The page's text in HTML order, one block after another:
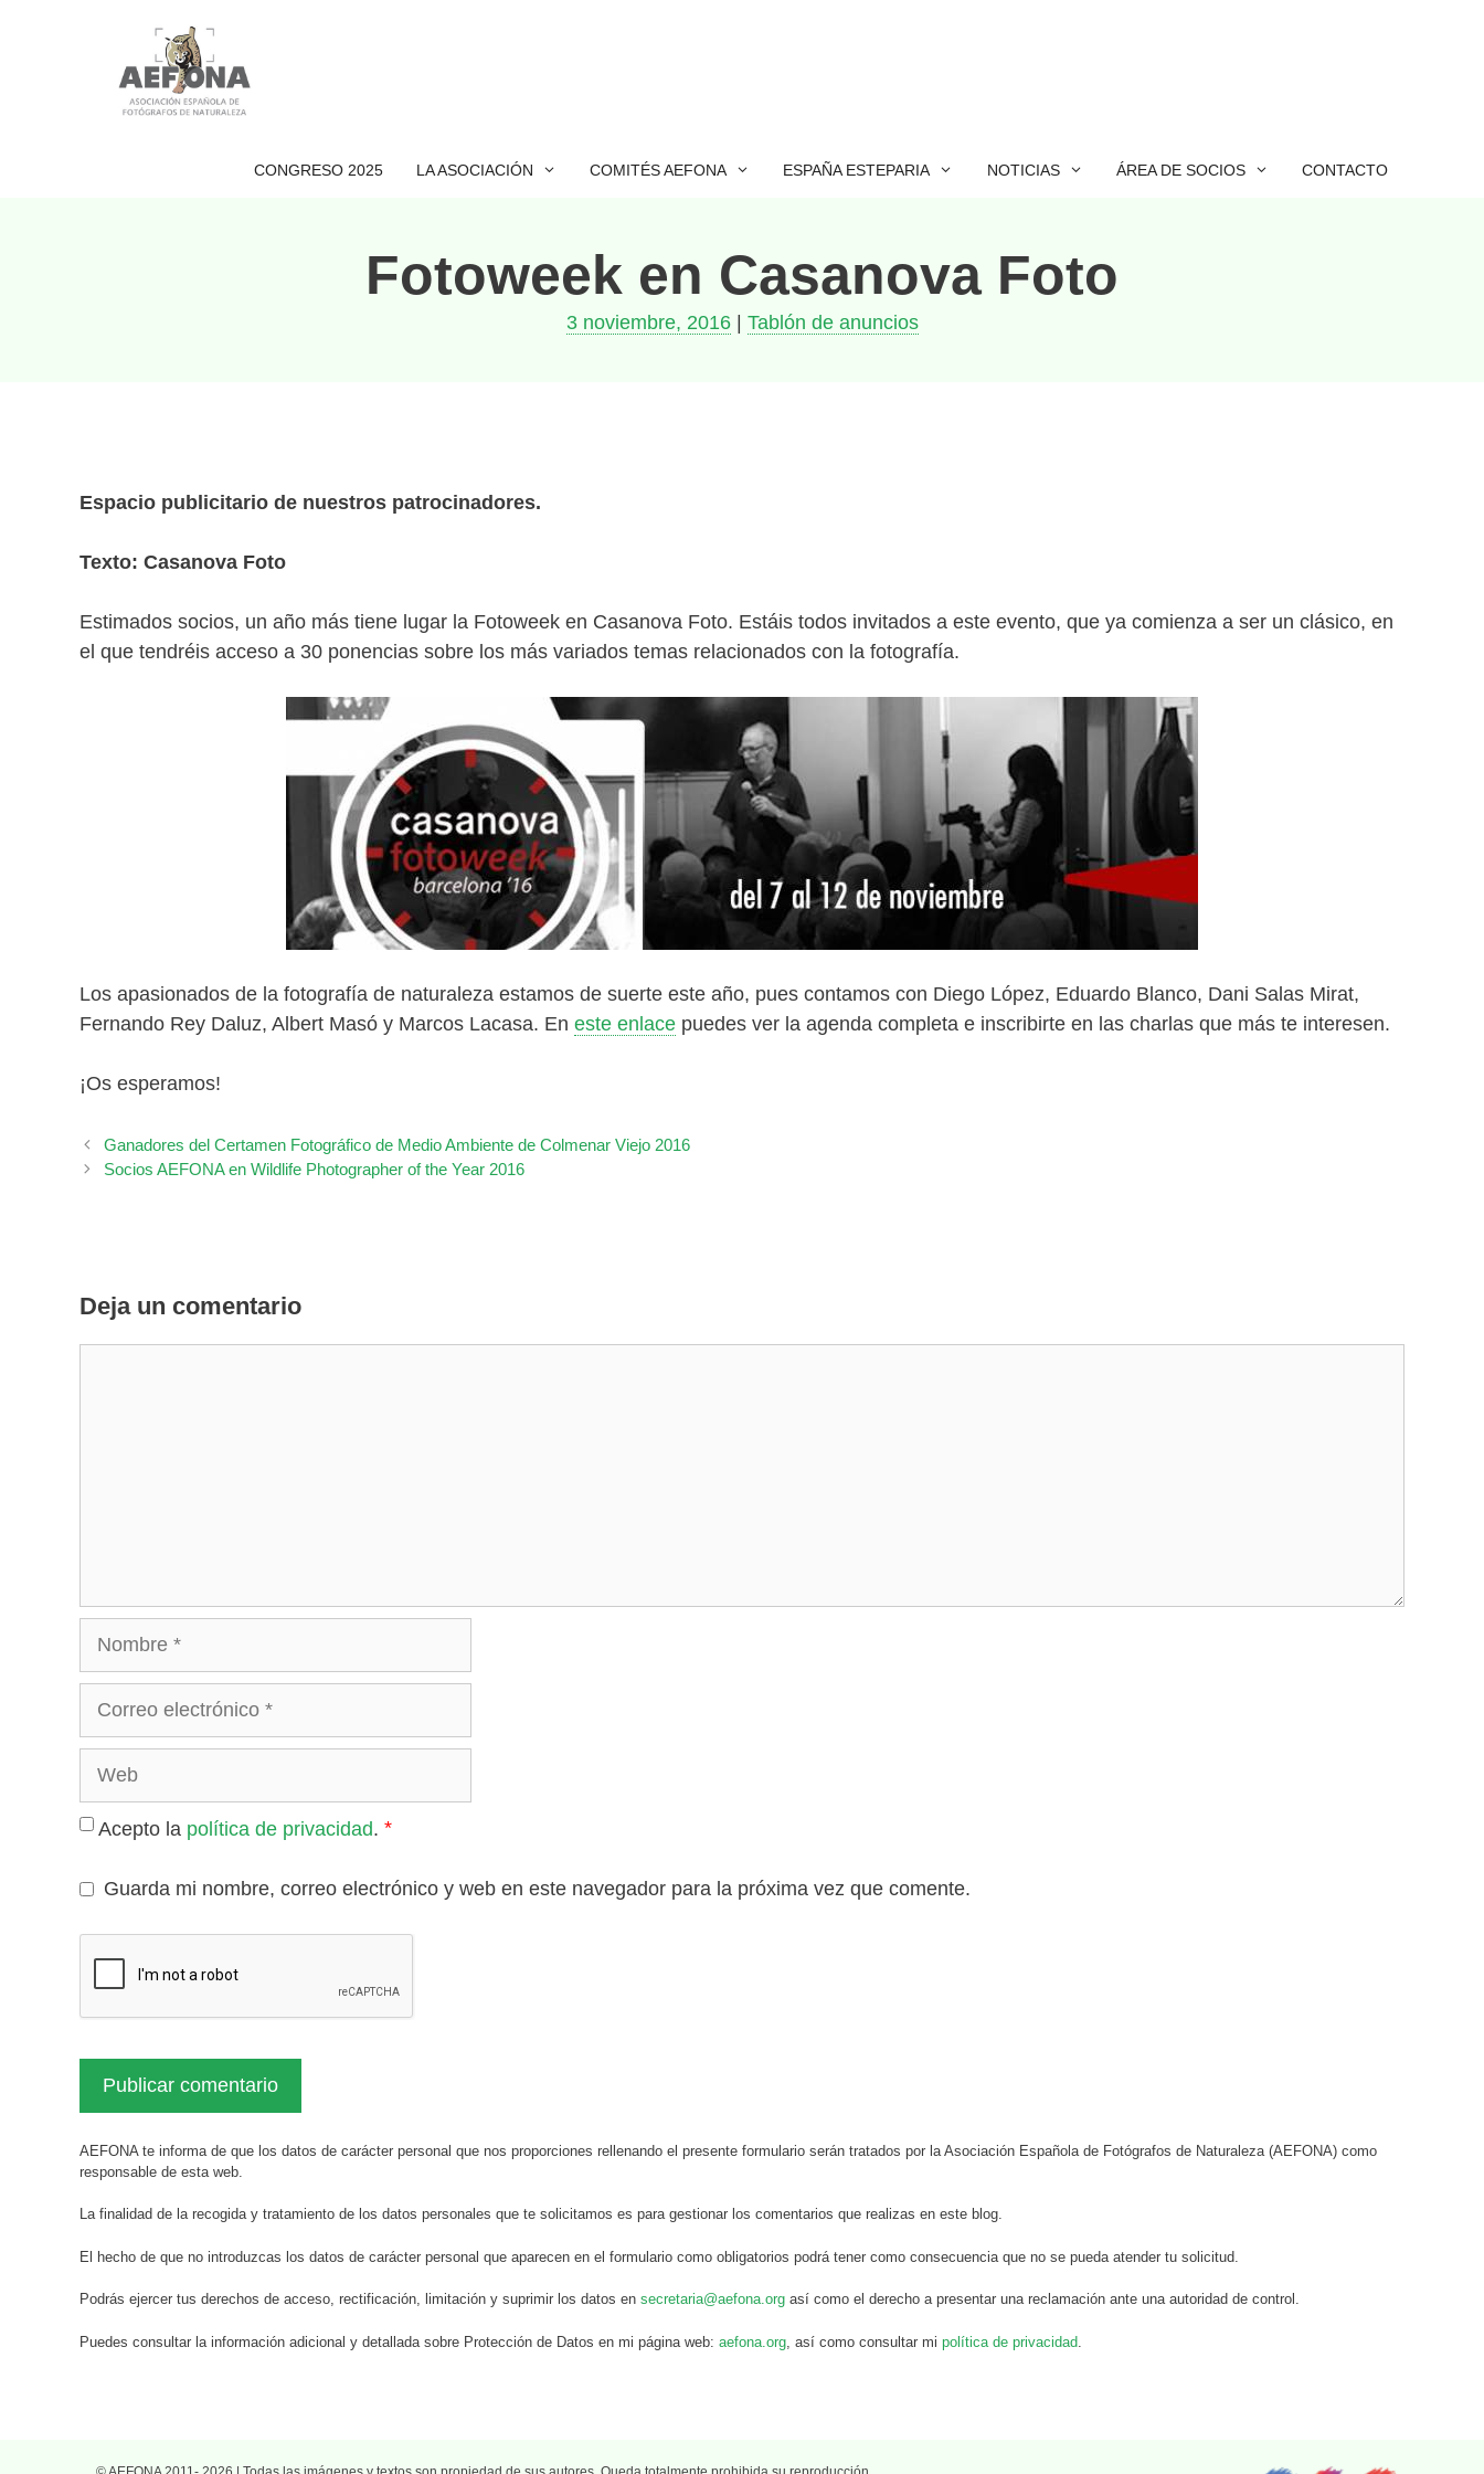
CONGRESO 2025 LA ASOCIACIÓN COMITÉS AEFONA ESPAÑA ESTEPARIA NOTICIAS ÁREA DE SOCIOS CONTACTO
Fotoweek en Casanova Foto
3 noviembre, 2016| Tablón de anuncios
Espacio publicitario de nuestros patrocinadores.
Texto: Casanova Foto
Estimados socios, un año más tiene lugar la Fotoweek en Casanova Foto. Estáis todos invitados a este evento, que ya comienza a ser un clásico, en
el que tendréis acceso a 30 ponencias sobre los más variados temas relacionados con la fotografía.
Los apasionados de la fotografía de naturaleza estamos de suerte este año, pues contamos con Diego López, Eduardo Blanco, Dani Salas Mirat,
Fernando Rey Daluz, Albert Masó y Marcos Lacasa. En este enlace puedes ver la agenda completa e inscribirte en las charlas que más te interesen.
¡Os esperamos!
Ganadores del Certamen Fotográfico de Medio Ambiente de Colmenar Viejo 2016
Socios AEFONA en Wildlife Photographer of the Year 2016
Deja un comentario
Acepto la política de privacidad. *
Guarda mi nombre, correo electrónico y web en este navegador para la próxima vez que comente.
AEFONA te informa de que los datos de carácter personal que nos proporciones rellenando el presente formulario serán tratados por la Asociación Española de Fotógrafos de Naturaleza (AEFONA) como
responsable de esta web.
La finalidad de la recogida y tratamiento de los datos personales que te solicitamos es para gestionar los comentarios que realizas en este blog.
El hecho de que no introduzcas los datos de carácter personal que aparecen en el formulario como obligatorios podrá tener como consecuencia que no se pueda atender tu solicitud.
Podrás ejercer tus derechos de acceso, rectificación, limitación y suprimir los datos en secretaria@aefona.org así como el derecho a presentar una reclamación ante una autoridad de control.
Puedes consultar la información adicional y detallada sobre Protección de Datos en mi página web: aefona.org , así como consultar mi política de privacidad